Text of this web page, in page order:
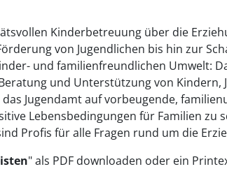
Kinderbetreuung über die
von Jugendlichen bis hin zur
und familienfreundlichen Umwelt:
und Unterstützung von Kindern,
Jugendamt auf vorbeugende,
Lebensbedingungen für Familien zu
Profis für alle Fragen rund um die
" als PDF downloaden oder ein